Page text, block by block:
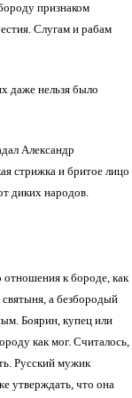
признаком
Слугам и рабам
даже нельзя было
Александр
стрижка и бритое лицо
диких народов.
отношения к бороде, как
святыня, а безбородый
Боярин, купец или
как мог. Считалось,
Русский мужик
утверждать, что она